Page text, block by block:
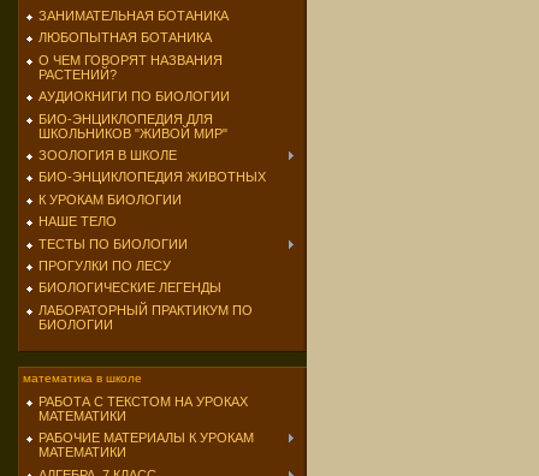
ЗАНИМАТЕЛЬНАЯ БОТАНИКА
ЛЮБОПЫТНАЯ БОТАНИКА
О ЧЕМ ГОВОРЯТ НАЗВАНИЯ
РАСТЕНИЙ?
АУДИОКНИГИ ПО БИОЛОГИИ
БИО-ЭНЦИКЛОПЕДИЯ ДЛЯ
ШКОЛЬНИКОВ "ЖИВОЙ МИР"
ЗООЛОГИЯ В ШКОЛЕ
БИО-ЭНЦИКЛОПЕДИЯ ЖИВОТНЫХ
К УРОКАМ БИОЛОГИИ
НАШЕ ТЕЛО
ТЕСТЫ ПО БИОЛОГИИ
ПРОГУЛКИ ПО ЛЕСУ
БИОЛОГИЧЕСКИЕ ЛЕГЕНДЫ
ЛАБОРАТОРНЫЙ ПРАКТИКУМ ПО
БИОЛОГИИ
математика в школе
РАБОТА С ТЕКСТОМ НА УРОКАХ
МАТЕМАТИКИ
РАБОЧИЕ МАТЕРИАЛЫ К УРОКАМ
МАТЕМАТИКИ